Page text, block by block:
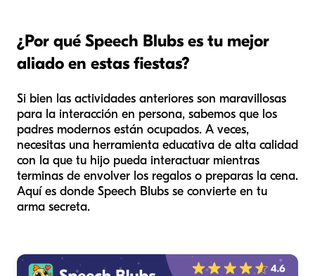
¿Por qué Speech Blubs es tu mejor
aliado en estas fiestas?
Si bien las actividades anteriores son maravillosas
para la interacción en persona, sabemos que los
padres modernos están ocupados. A veces,
necesitas una herramienta educativa de alta calidad
con la que tu hijo pueda interactuar mientras
terminas de envolver los regalos o preparas la cena.
Aquí es donde Speech Blubs se convierte en tu
arma secreta.